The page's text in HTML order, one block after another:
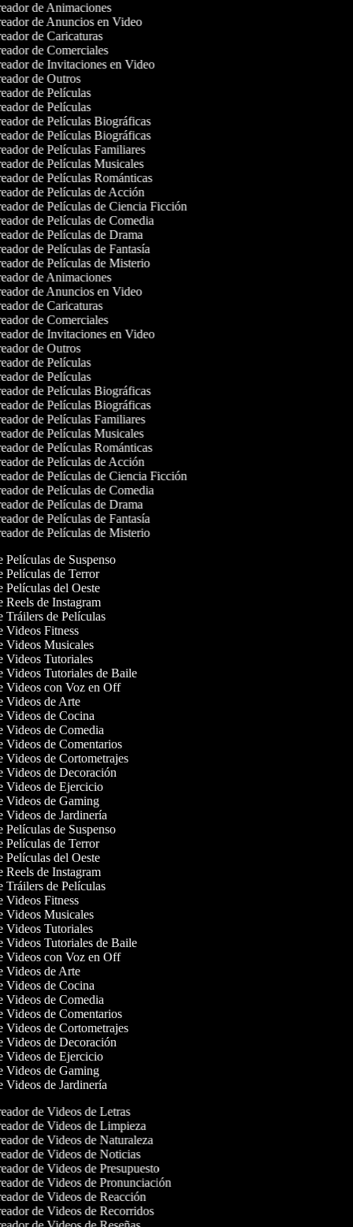
de Animaciones
de Anuncios en Video
de Caricaturas
de Comerciales
de Invitaciones en Video
de Outros
de Películas
de Películas
de Películas Biográficas
de Películas Biográficas
de Películas Familiares
de Películas Musicales
de Películas Románticas
de Películas de Acción
de Películas de Ciencia Ficción
de Películas de Comedia
de Películas de Drama
de Películas de Fantasía
de Películas de Misterio
de Animaciones
de Anuncios en Video
de Caricaturas
de Comerciales
de Invitaciones en Video
de Outros
de Películas
de Películas
de Películas Biográficas
de Películas Biográficas
de Películas Familiares
de Películas Musicales
de Películas Románticas
de Películas de Acción
de Películas de Ciencia Ficción
de Películas de Comedia
de Películas de Drama
de Películas de Fantasía
de Películas de Misterio
Películas de Suspenso
Películas de Terror
Películas del Oeste
Reels de Instagram
Tráilers de Películas
Videos Fitness
Videos Musicales
Videos Tutoriales
Videos Tutoriales de Baile
Videos con Voz en Off
Videos de Arte
Videos de Cocina
Videos de Comedia
Videos de Comentarios
Videos de Cortometrajes
Videos de Decoración
Videos de Ejercicio
Videos de Gaming
Videos de Jardinería
Películas de Suspenso
Películas de Terror
Películas del Oeste
Reels de Instagram
Tráilers de Películas
Videos Fitness
Videos Musicales
Videos Tutoriales
Videos Tutoriales de Baile
Videos con Voz en Off
Videos de Arte
Videos de Cocina
Videos de Comedia
Videos de Comentarios
Videos de Cortometrajes
Videos de Decoración
Videos de Ejercicio
Videos de Gaming
Videos de Jardinería
de Videos de Letras
de Videos de Limpieza
de Videos de Naturaleza
de Videos de Noticias
de Videos de Presupuesto
de Videos de Pronunciación
de Videos de Reacción
de Videos de Recorridos